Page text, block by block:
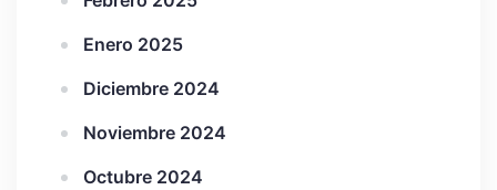
Enero 2025
Diciembre 2024
Noviembre 2024
Octubre 2024